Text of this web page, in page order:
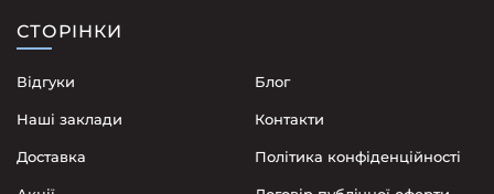
СТОРІНКИ
Відгуки
Наші заклади
Доставка
Блог
Контакти
Політика конфіденційності